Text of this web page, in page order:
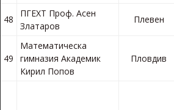
48
ПГЕХТ Проф. Асен
Златаров
Плевен
49
Математическа
гимназия Академик
Кирил Попов
Пловдив